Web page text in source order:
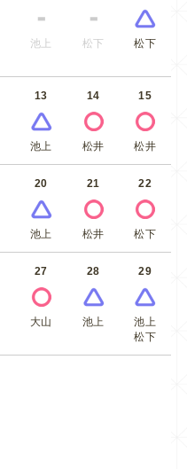
池上 松下 松下
13
池上
14
松井
15
松井
20
池上
21
松井
22
松下
27
大山
28
池上
29
池上
松下